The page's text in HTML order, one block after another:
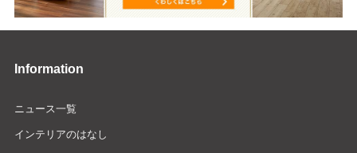
Information
ニュース一覧
インテリアのはなし